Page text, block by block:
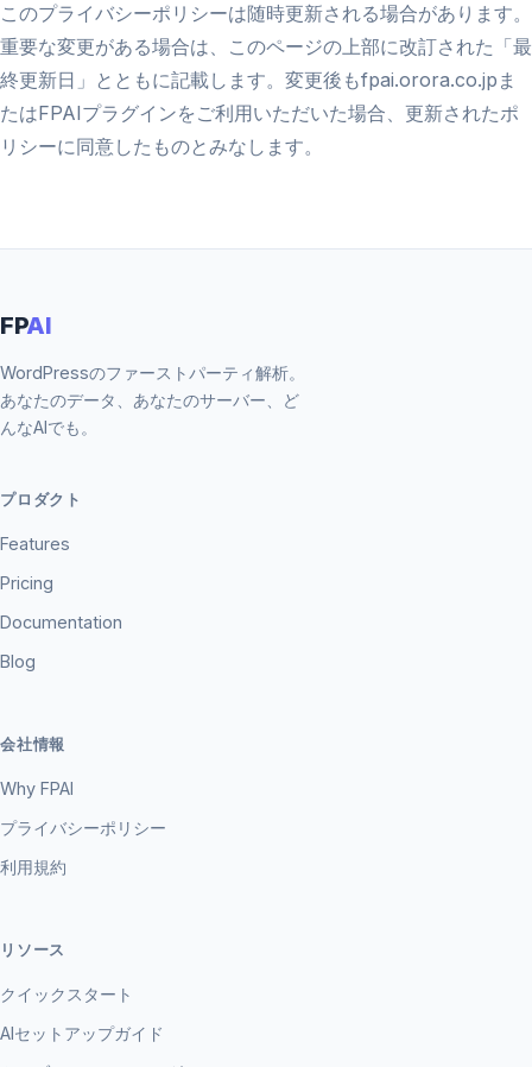
このプライバシーポリシーは随時更新される場合があります。
重要な変更がある場合は、このページの上部に改訂された「最
終更新日」とともに記載します。変更後もfpai.orora.co.jpま
たはFPAIプラグインをご利用いただいた場合、更新されたポ
リシーに同意したものとみなします。
FPAI
WordPressのファーストパーティ解析。
あなたのデータ、あなたのサーバー、ど
んなAIでも。
プロダクト
Features
Pricing
Documentation
Blog
会社情報
Why FPAI
プライバシーポリシー
利用規約
リソース
クイックスタート
AIセットアップガイド